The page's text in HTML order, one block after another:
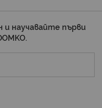
научавайте първи